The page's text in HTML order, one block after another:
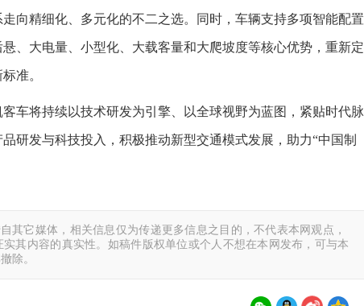
向精细化、多元化的不二之选。同时，车辆支持多项智能配置
、大电量、小型化、大载客量和大爬坡度等核心优势，重新定
准。
车将持续以技术研发为引擎、以全球视野为蓝图，紧贴时代脉
研发与科技投入，积极推动新型交通模式发展，助力“中国制
其它媒体，相关信息仅为传递更多信息之目的，不代表本网观点，
其内容的真实性。如稿件版权单位或个人不想在本网发布，可与本
除。